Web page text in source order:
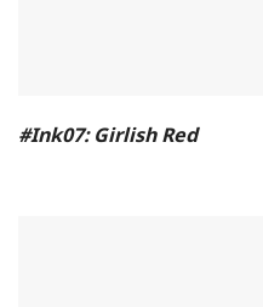
#Ink07: Girlish Red